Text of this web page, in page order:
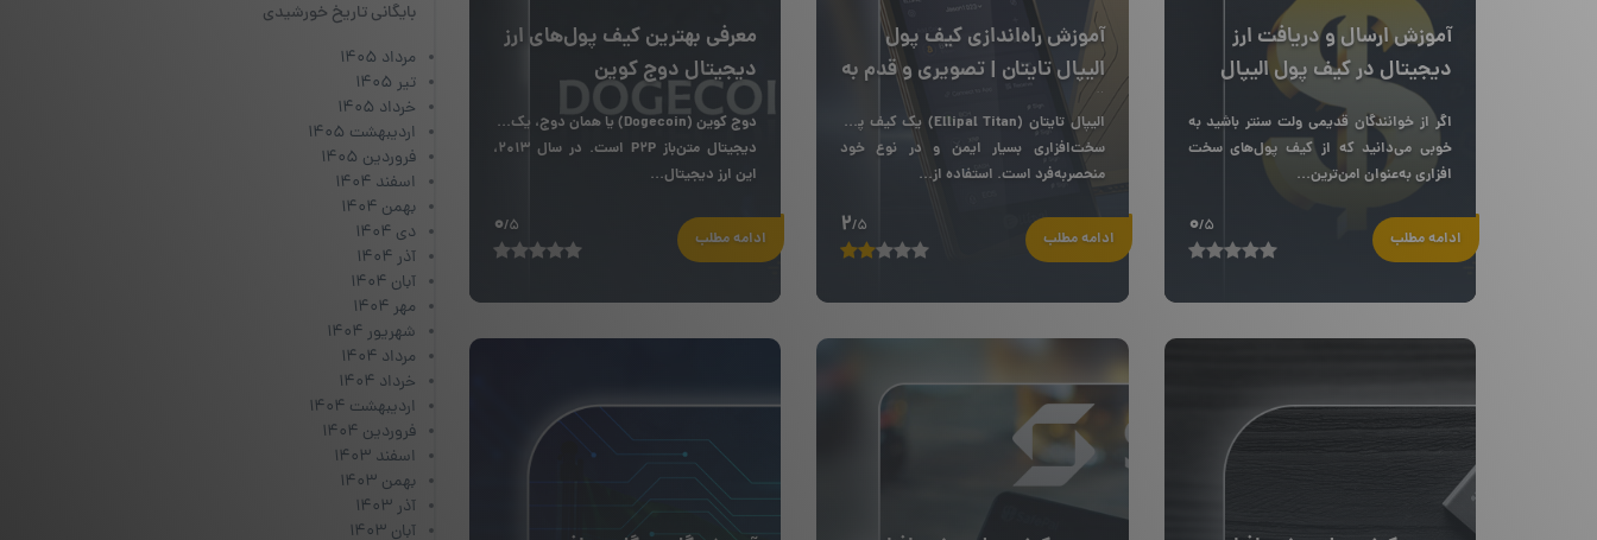
آموزش ارسال و دریافت ارز
دیجیتال در کیف پول الیپال
تایتان
اگر از خوانندگان قدیمی ولت سنتر باشید به
خوبی می‌دانید که از کیف پول‌های سخت‌
افزاری به‌عنوان امن‌ترین...
ادامه مطلب 0/5
آموزش راه‌اندازی کیف پول
الیپال تایتان | تصویری و قدم به
الیپال تایتان (Ellipal Titan) یک کیف پول
سخت‌افزاری بسیار ایمن و در نوع خود
منحصربه‌فرد است. استفاده از...
ادامه مطلب 2/5
معرفی بهترین کیف پول‌های ارز
دیجیتال دوج کوین
دوج کوین (Dogecoin) یا همان دوج، یک ارز
دیجیتال متن‌باز P2P است. در سال ۲۰۱۳،
این ارز دیجیتال...
ادامه مطلب 0/5
بایگانی تاریخ خورشیدی
مرداد ۱۴۰۵
تیر ۱۴۰۵
خرداد ۱۴۰۵
اردیبهشت ۱۴۰۵
فروردین ۱۴۰۵
اسفند ۱۴۰۴
بهمن ۱۴۰۴
دی ۱۴۰۴
آذر ۱۴۰۴
آبان ۱۴۰۴
مهر ۱۴۰۴
شهریور ۱۴۰۴
مرداد ۱۴۰۴
خرداد ۱۴۰۴
اردیبهشت ۱۴۰۴
فروردین ۱۴۰۴
اسفند ۱۴۰۳
بهمن ۱۴۰۳
آذر ۱۴۰۳
آبان ۱۴۰۳